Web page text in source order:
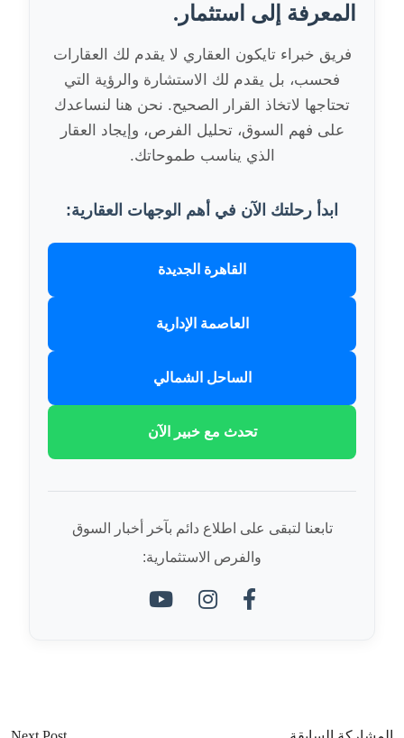
المعرفة إلى استثمار.
فريق خبراء تايكون العقاري لا يقدم لك العقارات
فحسب، بل يقدم لك الاستشارة والرؤية التي
تحتاجها لاتخاذ القرار الصحيح. نحن هنا لنساعدك
على فهم السوق، تحليل الفرص، وإيجاد العقار
الذي يناسب طموحاتك.
ابدأ رحلتك الآن في أهم الوجهات العقارية:
القاهرة الجديدة
العاصمة الإدارية
الساحل الشمالي
تحدث مع خبير الآن
تابعنا لتبقى على اطلاع دائم بآخر أخبار السوق
والفرص الاستثمارية: